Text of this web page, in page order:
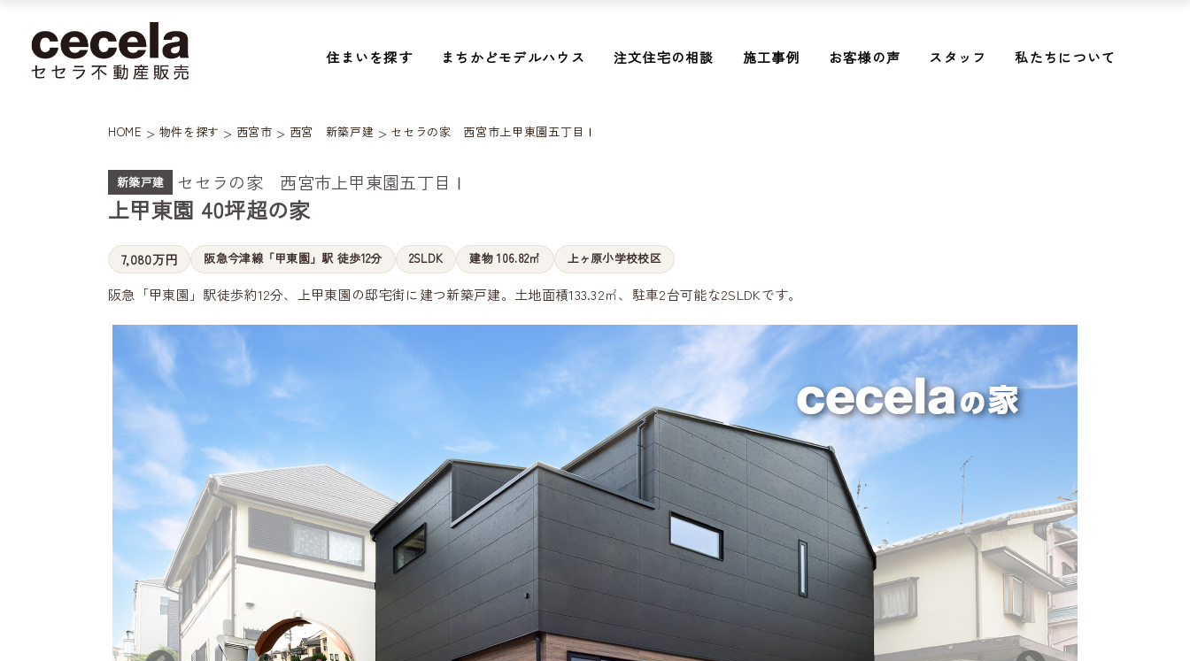
住まいを探す まちかどモデルハウス 注文住宅の相談 施工事例 お客様の声 スタッフ 私たちについて
HOME > 物件を探す > 西宮市 > 西宮 新築戸建 > セセラの家 西宮市上甲東園五丁目Ⅰ
新築戸建 セセラの家 西宮市上甲東園五丁目Ⅰ
上甲東園 40坪超の家
7,080万円 阪急今津線「甲東園」駅 徒歩12分 2SLDK 建物 106.82㎡ 上ヶ原小学校校区
阪急「甲東園」駅徒歩約12分、上甲東園の邸宅街に建つ新築戸建。土地面積133.32㎡、駐車2台可能な2SLDKです。